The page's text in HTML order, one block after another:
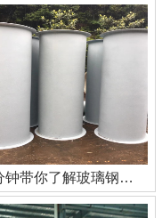
三分钟带你了解玻璃钢管道